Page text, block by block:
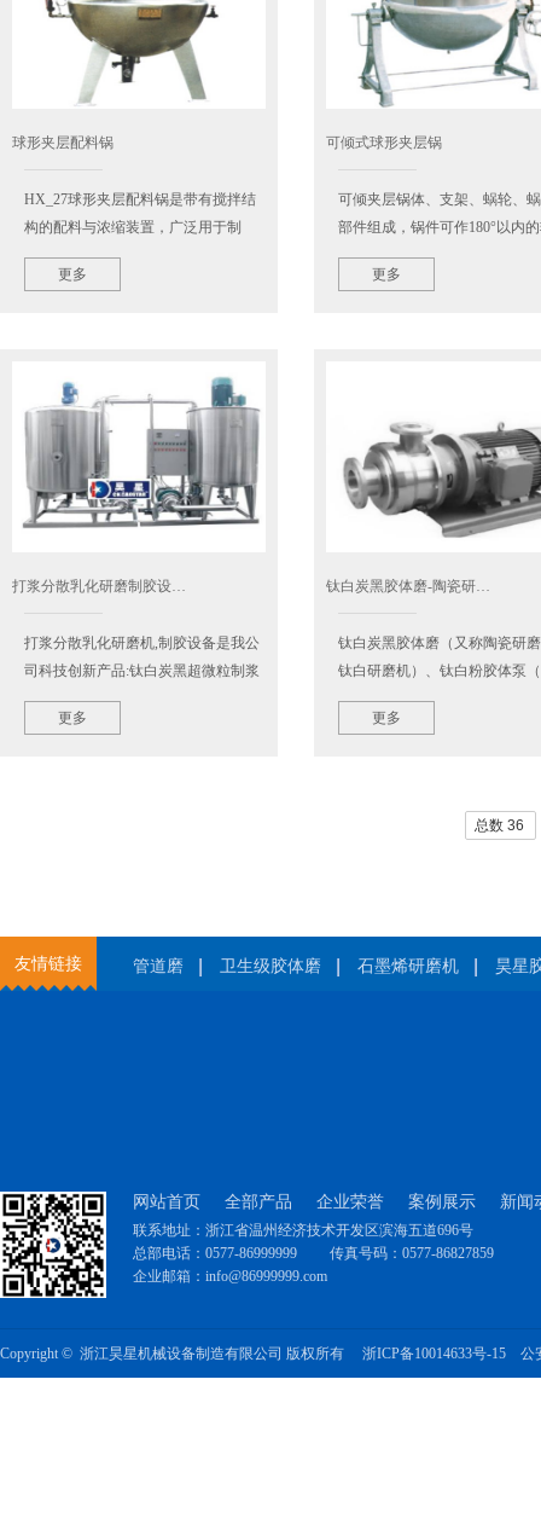
球形夹层配料锅
HX_27球形夹层配料锅是带有搅拌结
构的配料与浓缩装置，广泛用于制
药、食品、化工、轻工等行业对料液
的配制、煎煮、浓缩。HX_27球形夹
更多
可倾式球形夹层锅
可倾夹层锅体、支架、蜗轮、
部件组成，锅件可作180°以内
动，设备采用不锈钢制造，具
的耐腐蚀性能，经久耐用，符
更多
打浆分散乳化研磨制胶设…
打浆分散乳化研磨机,制胶设备是我公
司科技创新产品:钛白炭黑超微粒制浆
后处理成套设备：昊星CN.HAOSTAR
牌HSS-30、HSS-50、HSS100、
更多
钛白炭黑胶体磨-陶瓷研…
钛白炭黑胶体磨（又称陶瓷研
钛白研磨机）、钛白粉胶体泵
浆料研磨泵）性能特点：适用
流量的谷物类物料的粉碎作用
更多
总数 36
友情链接 管道磨 卫生级胶体磨 石墨烯研磨机 昊星
网站首页 全部产品 企业荣誉 案例展示 新闻
联系地址：浙江省温州经济技术开发区滨海五道696号
总部电话：0577-86999999
传真号码：0577-86827859
企业邮箱：info@86999999.com
Copyright © 浙江昊星机械设备制造有限公司 版权所有 浙ICP备10014633号-15 公